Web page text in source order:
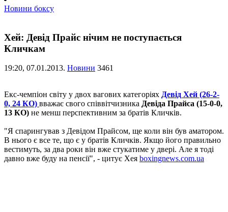
Новини боксу
Хей: Девід Прайс нічим не поступається
Кличкам
19:20, 07.01.2013. Новини 3461
Екс-чемпіон світу у двох вагових категоріях Девід Хей (26-2-
0, 24 КО) вважає свого співвітчизника Девіда Прайса (15-0-0,
13 КО) не менш перспективним за братів Кличків.
"Я спарингував з Девідом Прайсом, ще коли він був аматором.
В нього є все те, що є у братів Кличків. Якщо його правильно
вестимуть, за два роки він вже стукатиме у двері. Але я тоді
давно вже буду на пенсії", - цитує Хея boxingnews.com.ua